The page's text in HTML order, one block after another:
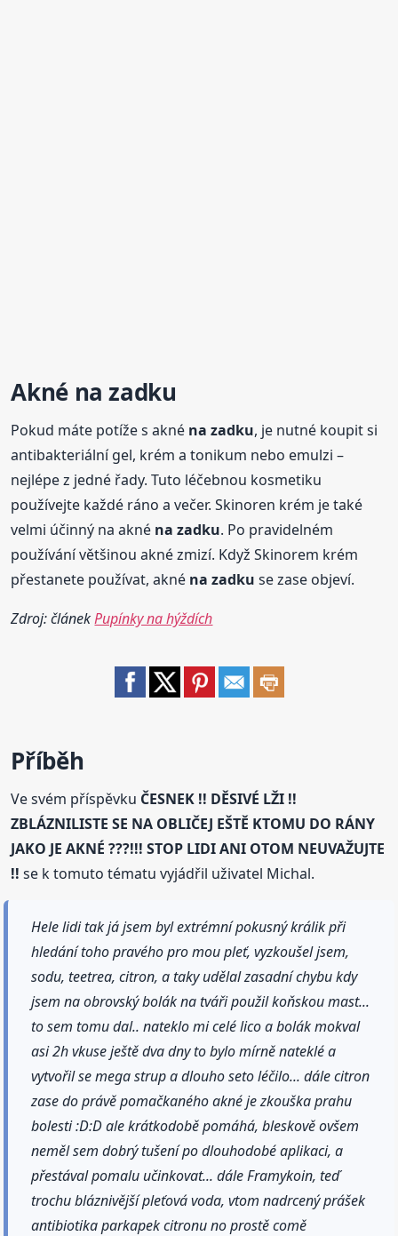
Akné na zadku
Pokud máte potíže s akné na zadku, je nutné koupit si
antibakteriální gel, krém a tonikum nebo emulzi –
nejlépe z jedné řady. Tuto léčebnou kosmetiku
používejte každé ráno a večer. Skinoren krém je také
velmi účinný na akné na zadku. Po pravidelném
používání většinou akné zmizí. Když Skinorem krém
přestanete používat, akné na zadku se zase objeví.
Zdroj: článekPupínky na hýždích
Příběh
Ve svém příspěvku ČESNEK !! DĚSIVÉ LŽI !!
ZBLÁZNILISTE SE NA OBLIČEJ EŠTĚ KTOMU DO RÁNY
JAKO JE AKNÉ ???!!! STOP LIDI ANI OTOM NEUVAŽUJTE
!! se k tomuto tématu vyjádřil uživatel Michal.
Hele lidi tak já jsem byl extrémní pokusný králik při
hledání toho pravého pro mou pleť, vyzkoušel jsem,
sodu, teetrea, citron, a taky udělal zasadní chybu kdy
jsem na obrovský bolák na tváři použil koňskou mast...
to sem tomu dal.. nateklo mi celé lico a bolák mokval
asi 2h vkuse ještě dva dny to bylo mírně nateklé a
vytvořil se mega strup a dlouho seto léčilo... dále citron
zase do právě pomačkaného akné je zkouška prahu
bolesti :D:D ale krátkodobě pomáhá, bleskově ovšem
neměl sem dobrý tušení po dlouhodobé aplikaci, a
přestával pomalu učinkovat... dále Framykoin, teď
trochu bláznivější pleťová voda, vtom nadrcený prášek
antibiotika parkapek citronu no prostě comě